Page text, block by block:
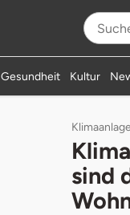
Gesundheit Kultur
sind